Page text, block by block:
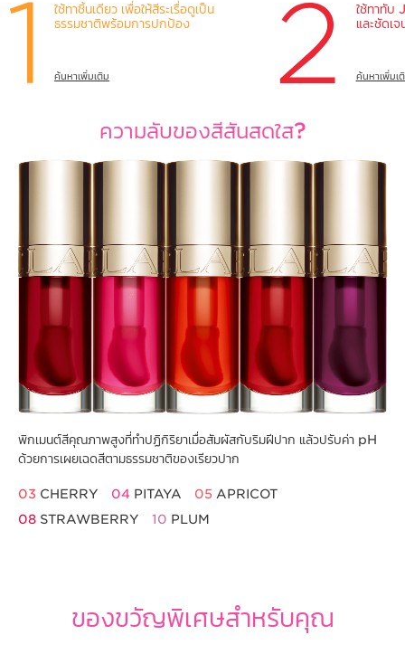
ใช้ทาชิ้นเดียว เพื่อให้สีระเรื่อดูเป็น
ธรรมชาติพร้อมการปกป้อง
ค้นหาเพิ่มเติม
ใช้ทาทับ
และชัดเ
ค้นหาเพิ่มเ
ความลับของสีสันสดใส?
พิกเมนต์สีคุณภาพสูงที่ทำปฏิกิริยาเมื่อสัมผัสกับริมฝีปาก แล้วปรับค่า pH
ด้วยการเผยเฉดสีตามธรรมชาติของเรียวปาก
03 CHERRY 04 PITAYA 05 APRICOT
08 STRAWBERRY 10 PLUM
ของขวัญพิเศษสำหรับคุณ